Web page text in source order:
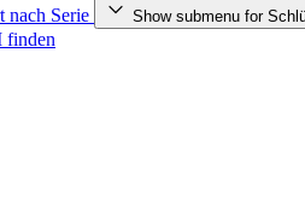
nach Serie
Show submenu for
finden